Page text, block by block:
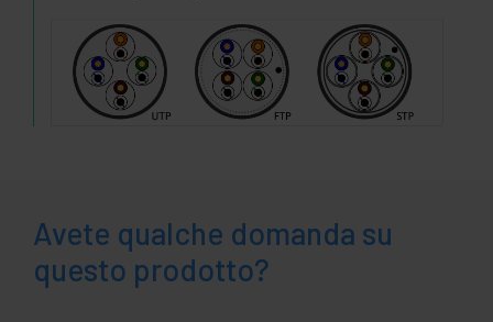
Avete qualche domanda su
questo prodotto?